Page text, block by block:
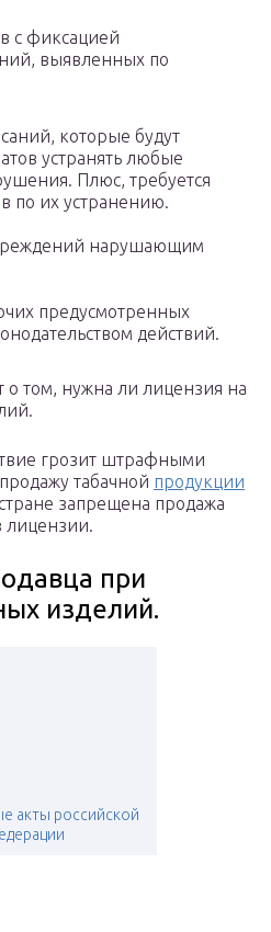
с фиксацией
выявленных по
которые будут
устранять любые
Плюс, требуется
по их устранению.
нарушающим
предусмотренных
действий.
том, нужна ли лицензия на
грозит штрафными
табачной продукции
запрещена продажа
лицензии.
при
изделий.
акты российской